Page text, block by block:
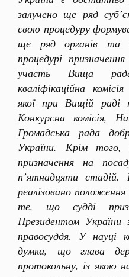
залучено ще ряд
свою процедуру
ще ряд органів та
процедурі
участь Вища
кваліфікаційна
якої при Вищій раді
Конкурсна комісія,
Громадська рада
України. Крім
призначення на
п’ятнадцяти
реалізовано
те, що судді
Президентом
правосуддя. У науці
думка, що глава
протокольну, із якою